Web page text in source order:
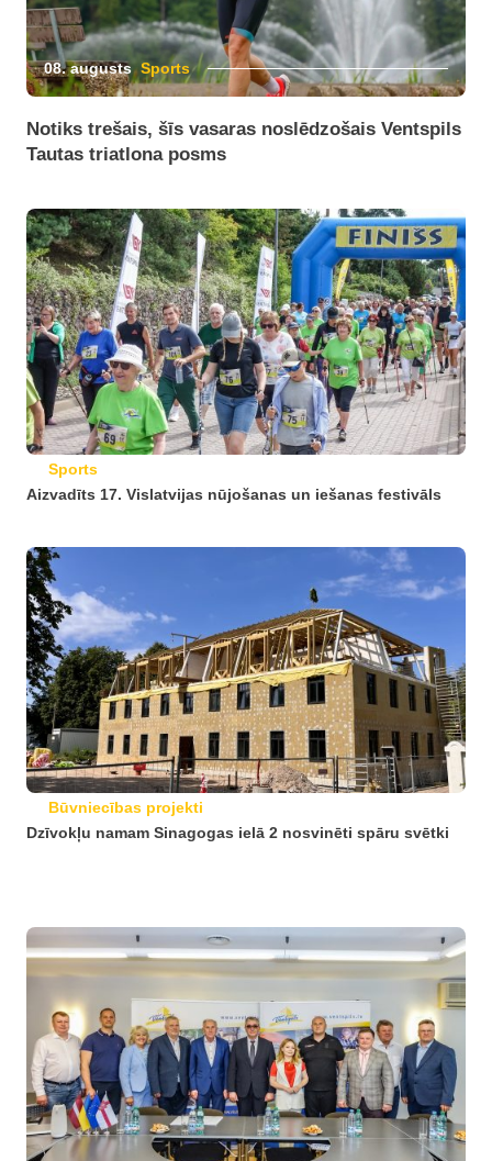
08. augusts Sports
Notiks trešais, šīs vasaras noslēdzošais Ventspils
Tautas triatlona posms
Sports
Aizvadīts 17. Vislatvijas nūjošanas un iešanas festivāls
Būvniecības projekti
Dzīvokļu namam Sinagogas ielā 2 nosvinēti spāru svētki